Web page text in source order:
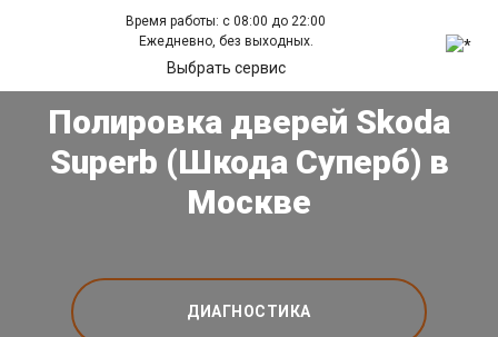
Время работы: с 08:00 до 22:00
Ежедневно, без выходных.
Выбрать сервис
Полировка дверей Skoda
Superb (Шкода Суперб) в
Москве
ДИАГНОСТИКА